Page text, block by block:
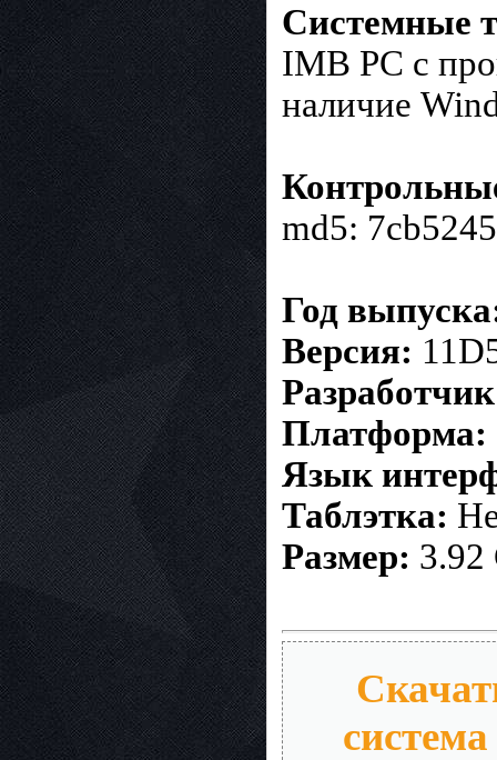
Системные
IMB PC с
наличие
md5:
Год
Версия:
Платформа:
Язык
Таблэтка:
Размер: 3.92